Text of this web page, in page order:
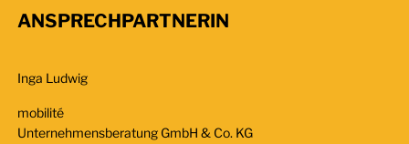
ANSPRECHPARTNERIN
Inga Ludwig
mobilité
Unternehmensberatung GmbH & Co. KG